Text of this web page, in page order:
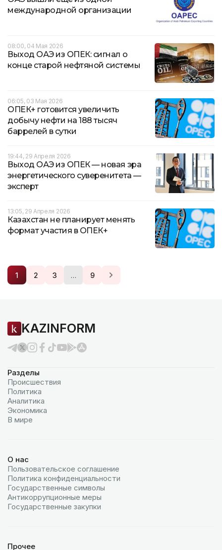
международной организации
08:00, 04 Мая 2026
Выход ОАЭ из ОПЕК: сигнал о
конце старой нефтяной системы
06:05, 03 Мая 2026
ОПЕК+ готовится увеличить
добычу нефти на 188 тысяч
баррелей в сутки
19:44, 29 Апреля 2026
Выход ОАЭ из ОПЕК — новая эра
энергетического суверенитета —
эксперт
13:05, 29 Апреля 2026
Казахстан не планирует менять
формат участия в ОПЕК+
1 2 3 … 9
KAZINFORM
Разделы
Происшествия
Политика
Аналитика
Экономика
В мире
О нас
Пользовательское соглашение
Политика конфиденциальности
Государственные символы
Антикоррупционные меры
Государственные закупки
Прочее